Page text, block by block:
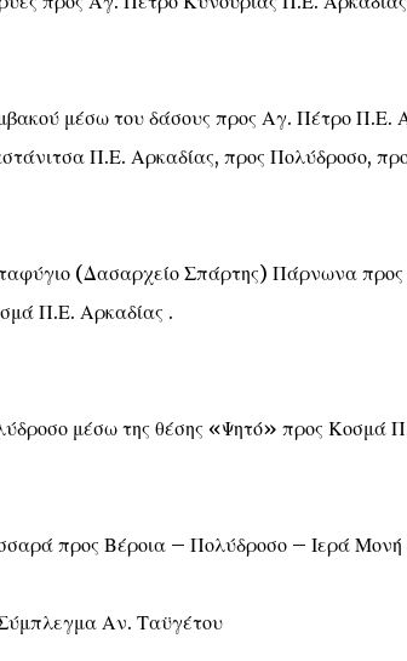
μέσω του δάσους προς Αγ. Πέτρο
Π.Ε. Αρκαδίας, προς Πολύδροσο,
(Δασαρχείο Σπάρτης) Πάρνωνα προς
Π.Ε. Αρκαδίας .
μέσω της θέσης «Ψητό» προς Κοσμά
προς Βέροια – Πολύδροσο – Ιερά
Αν. Ταϋγέτου